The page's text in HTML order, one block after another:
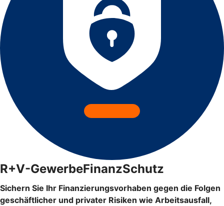
R+V-GewerbeFinanzSchutz
Sichern Sie Ihr Finanzierungsvorhaben gegen die Folgen
geschäftlicher und privater Risiken wie Arbeitsausfall,